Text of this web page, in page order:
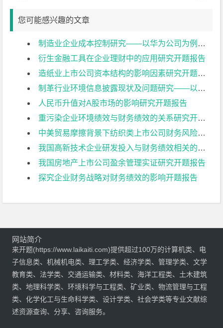
您可能感兴趣的文章
制造业企业成本控制研究——以华为公司为例开题报告
衍生金融工具在企业理财中的应用研究开题报告
造纸业上市公司资本结构的影响因素研究开题报告
制革行业环境信息披露现状及问题研究——以兴业皮革科技股份有限公司为例开题报告
人民币升值对A股市场的影响研究开题报告
重污染企业环境绩效与财务绩效的关系研究开题报告
中美贸易摩擦背景下纺织类上市公司财务风险控制研究:以华孚时尚为例开题报告
我国高新技术企业研发投入与财务绩效相关的影响因素分析——基于创业板上市公司的数据开题报告
我国房地产上市公司盈余管理实证研究开题报告
探究企业财务战略对财务绩效的影响开题报告
网站简介
来开题(https://www.laikaiti.com)提供超过100万的计算机类、电
子信息类、机械机电类、理工学类、经济学类、管理学类、文学
教育类、法学类、交通运输类、材料类、海洋工程类、土木建筑
类、地理科学类、环境科学与工程类、矿业类、物流管理与工程
类、化学化工与生命科学类、设计学类、社会学类等专业文献综
述资源查询、分享、咨询服务。